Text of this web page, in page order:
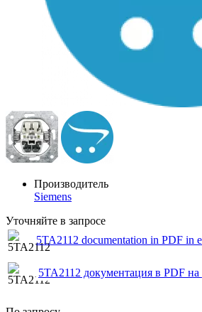
Производитель
Siemens
Уточняйте в запросе
5TA2112 documentation in PDF in
5TA2112 документация в PDF на